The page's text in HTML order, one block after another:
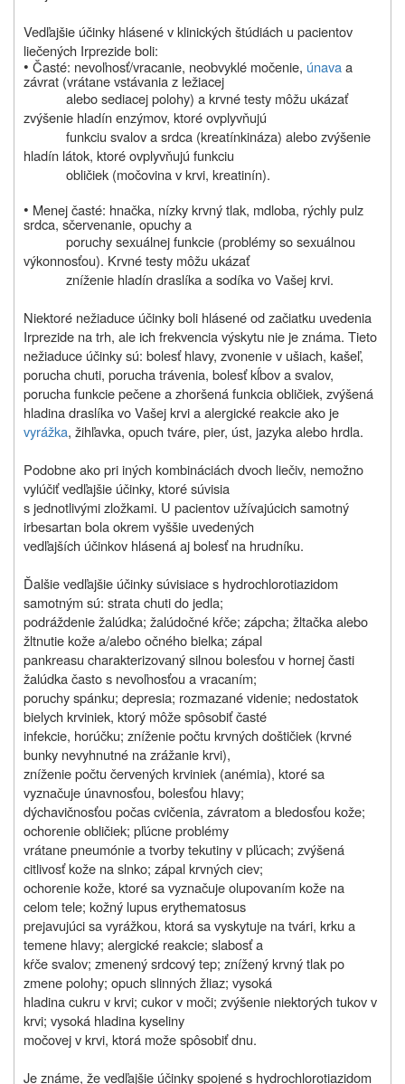
Vedľajšie účinky hlásené v klinických štúdiách u pacientov
liečených Irprezide boli:
• Časté: nevoľnosť/vracanie, neobvyklé močenie, únavaa
závrat (vrátane vstávania z ležiacej
alebo sediacej polohy) a krvné testy môžu ukázať
zvýšenie hladín enzýmov, ktoré ovplyvňujú
funkciu svalov a srdca (kreatínkináza) alebo zvýšenie
hladín látok, ktoré ovplyvňujú funkciu
obličiek (močovina v krvi, kreatinín).
• Menej časté: hnačka, nízky krvný tlak, mdloba, rýchly pulz
srdca, sčervenanie, opuchy a
poruchy sexuálnej funkcie (problémy so sexuálnou
výkonnosťou). Krvné testy môžu ukázať
zníženie hladín draslíka a sodíka vo Vašej krvi.
Niektoré nežiaduce účinky boli hlásené od začiatku uvedenia
Irprezide na trh, ale ich frekvencia výskytu nie je známa. Tieto
nežiaduce účinky sú: bolesť hlavy, zvonenie v ušiach, kašeľ,
porucha chuti, porucha trávenia, bolesť kĺbov a svalov,
porucha funkcie pečene a zhoršená funkcia obličiek, zvýšená
hladina draslíka vo Vašej krvi a alergické reakcie ako je
vyrážka, žihľavka, opuch tváre, pier, úst, jazyka alebo hrdla.
Podobne ako pri iných kombináciách dvoch liečiv, nemožno
vylúčiť vedľajšie účinky, ktoré súvisia
s jednotlivými zložkami. U pacientov užívajúcich samotný
irbesartan bola okrem vyššie uvedených
vedľajších účinkov hlásená aj bolesť na hrudníku.
Ďalšie vedľajšie účinky súvisiace s hydrochlorotiazidom
samotným sú: strata chuti do jedla;
podráždenie žalúdka; žalúdočné kŕče; zápcha; žltačka alebo
žltnutie kože a/alebo očného bielka; zápal
pankreasu charakterizovaný silnou bolesťou v hornej časti
žalúdka často s nevoľnosťou a vracaním;
poruchy spánku; depresia; rozmazané videnie; nedostatok
bielych krviniek, ktorý môže spôsobiť časté
infekcie, horúčku; zníženie počtu krvných doštičiek (krvné
bunky nevyhnutné na zrážanie krvi),
zníženie počtu červených krviniek (anémia), ktoré sa
vyznačuje únavnosťou, bolesťou hlavy;
dýchavičnosťou počas cvičenia, závratom a bledosťou kože;
ochorenie obličiek; pľúcne problémy
vrátane pneumónie a tvorby tekutiny v pľúcach; zvýšená
citlivosť kože na slnko; zápal krvných ciev;
ochorenie kože, ktoré sa vyznačuje olupovaním kože na
celom tele; kožný lupus erythematosus
prejavujúci sa vyrážkou, ktorá sa vyskytuje na tvári, krku a
temene hlavy; alergické reakcie; slabosť a
kŕče svalov; zmenený srdcový tep; znížený krvný tlak po
zmene polohy; opuch slinných žliaz; vysoká
hladina cukru v krvi; cukor v moči; zvýšenie niektorých tukov v
krvi; vysoká hladina kyseliny
močovej v krvi, ktorá može spôsobiť dnu.
Je známe, že vedľajšie účinky spojené s hydrochlorotiazidom